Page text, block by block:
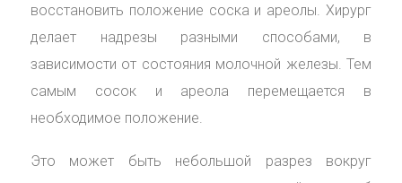
восстановить положение соска и ареолы. Хирург
делает надрезы разными способами, в
зависимости от состояния молочной железы. Тем
самым сосок и ареола перемещается в
необходимое положение.
Это может быть небольшой разрез вокруг